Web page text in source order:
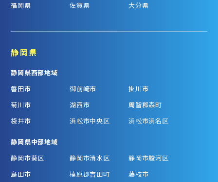
福岡県
佐賀県 大分県
静岡県
静岡県西部地域
磐田市
御前崎市
掛川市
菊川市
湖西市
周智郡森町
袋井市
浜松市中央区 浜松市浜名区
静岡県中部地域
静岡市葵区
静岡市清水区
静岡市駿河区
島田市
榛原郡吉田町
藤枝市